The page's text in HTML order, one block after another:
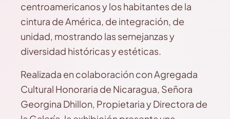
centroamericanos y los habitantes de la
cintura de América, de integración, de
unidad, mostrando las semejanzas y
diversidad históricas y estéticas.
Realizada en colaboración con Agregada
Cultural Honoraria de Nicaragua, Señora
Georgina Dhillon, Propietaria y Directora de